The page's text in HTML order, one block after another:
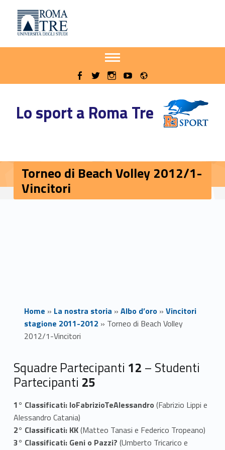
Torneo di Beach Volley 2012/1-Vincitori - Sito delle iniziative sportive di Roma Tre
Lo sport a Roma Tre
Apri il menu secondario
WebMan on Facebook
WebMan on TwitterWebMan on Instagram
WebMan on Youtube
Torneo di Beach Volley 2012/1-
Vincitori
Home » La nostra storia » Albo d’oro» Vincitori
stagione 2011-2012 » Torneo di Beach Volley
2012/1-Vincitori
T
o
r
n
Squadre Partecipanti 12 – Studenti
Partecipanti 25
1° Classificati: IoFabrizioTeAlessandro (Fabrizio Lippi e
Alessandro Catania)
2° Classificati: KK(Matteo Tanasi e Federico Tropeano)
3° Classificati: Geni o Pazzi? (Umberto Tricarico e